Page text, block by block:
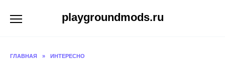
playgroundmods.ru
ГЛАВНАЯ » ИНТЕРЕСНО